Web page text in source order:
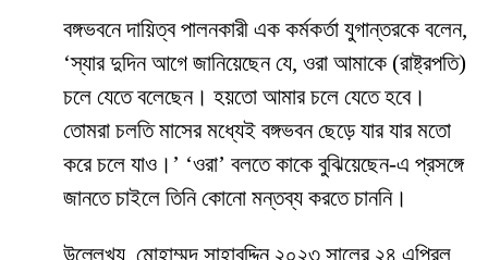
বঙ্গভবনে দায়িত্ব পালনকারী এক কর্মকর্তা যুগান্তরকে বলেন,
‘স্যার দুদিন আগে জানিয়েছেন যে, ওরা আমাকে (রাষ্ট্রপতি)
চলে যেতে বলেছেন। হয়তো আমার চলে যেতে হবে।
তোমরা চলতি মাসের মধ্যেই বঙ্গভবন ছেড়ে যার যার মতো
করে চলে যাও।’ ‘ওরা’ বলতে কাকে বুঝিয়েছেন-এ প্রসঙ্গে
জানতে চাইলে তিনি কোনো মন্তব্য করতে চাননি।